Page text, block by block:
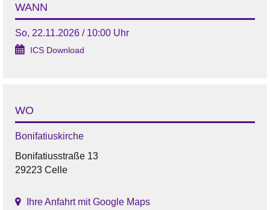
WANN
So, 22.11.2026 / 10:00 Uhr
ICS Download
WO
Bonifatiuskirche
Bonifatiusstraße 13
29223 Celle
Ihre Anfahrt mit Google Maps